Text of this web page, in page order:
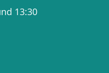
13:30